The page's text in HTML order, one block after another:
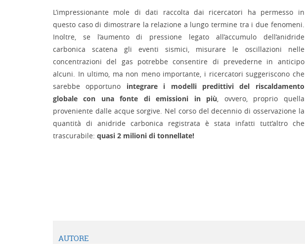
L’impressionante mole di dati raccolta dai ricercatori ha permesso in
questo caso di dimostrare la relazione a lungo termine tra i due fenomeni.
Inoltre, se l’aumento di pressione legato all’accumulo dell’anidride
carbonica scatena gli eventi sismici, misurare le oscillazioni nelle
concentrazioni del gas potrebbe consentire di prevederne in anticipo
alcuni. In ultimo, ma non meno importante, i ricercatori suggeriscono che
sarebbe opportuno integrare i modelli predittivi del riscaldamento
globale
con una fonte di emissioni in più, ovvero, proprio quella
proveniente dalle acque sorgive. Nel corso del decennio di osservazione la
quantità di anidride carbonica registrata è stata infatti tutt’altro che
trascurabile: quasi 2 milioni di tonnellate!
AUTORE